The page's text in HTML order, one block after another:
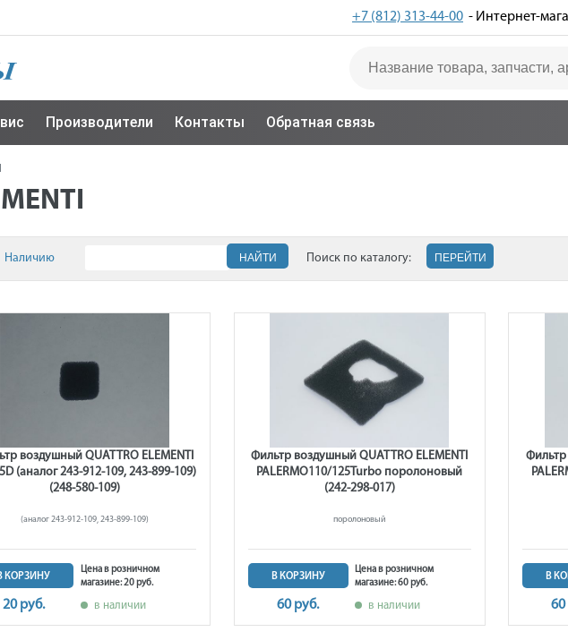
+7 (812) 313-44-00 - Интернет-
Производители Контакты Обратная связь
Наличию НАЙТИ Поиск по каталогу: ПЕРЕЙТИ
воздушный QUATTRO ELEMENTI
(аналог 243-912-109, 243-899-109)
(248-580-109)
(аналог 243-912-109, 243-899-109)
КОРЗИНУ
20 руб.
Цена в розничном
магазине: 20 руб.
в наличии
Фильтр воздушный QUATTRO ELEMENTI
PALERMO110/125Turbo поролоновый
(242-298-017)
поролоновый
В КОРЗИНУ
60 руб.
Цена в розничном
магазине: 60 руб.
в наличии
Фильтр
В
60